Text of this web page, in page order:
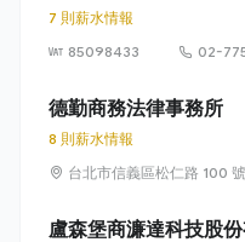
7 則薪水情報
85098433
02-
德勤商務法律事務所
8 則薪水情報
台北市信義區松仁路 100
盧森堡商濂達科技股份